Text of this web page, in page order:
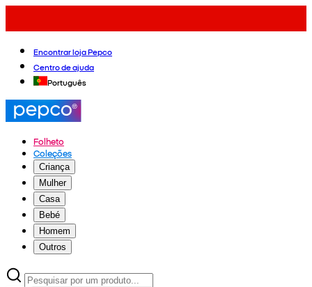
Encontrar loja Pepco
Centro de ajuda
Português
Folheto
Coleções
Criança
Mulher
Casa
Bebé
Homem
Outros